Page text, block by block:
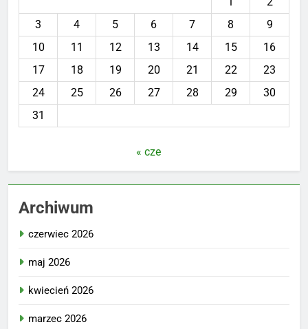
3
4 5 6 7 8
9
10
11 12 13 14 15
16
17
18 19 20 21 22
23
24
25 26 27 28 29
30
31
« cze
Archiwum
czerwiec 2026
maj 2026
kwiecień 2026
marzec 2026